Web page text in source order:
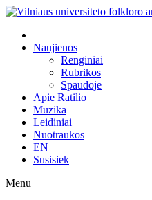
Naujienos
Renginiai
Rubrikos
Spaudoje
Apie Ratilio
Muzika
Leidiniai
Nuotraukos
EN
Susisiek
Menu